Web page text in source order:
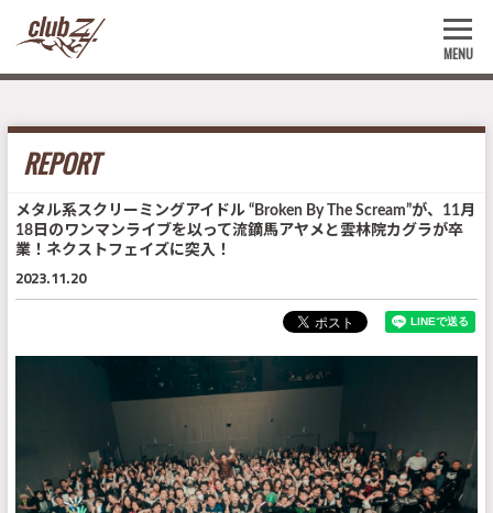
MENU
REPORT
メタル系スクリーミングアイドル “Broken By The Scream”が、11月
18日のワンマンライブを以って流鏑馬アヤメと雲林院カグラが卒
業！ネクストフェイズに突入！
2023.11.20